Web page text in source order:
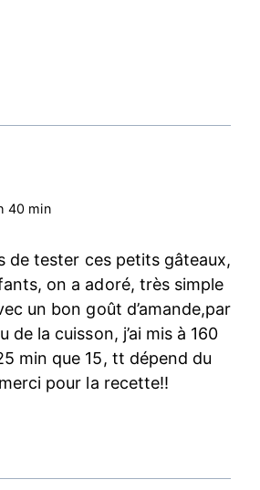
40 min
de tester ces petits gâteaux,
on a adoré, très simple
un bon goût d’amande,par
de la cuisson, j’ai mis à 160
min que 15, tt dépend du
pour la recette!!